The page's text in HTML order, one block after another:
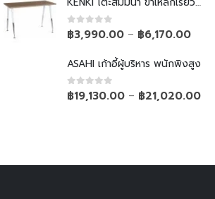
0out of 5
฿3,990.00 – ฿6,170.00
ASAHI เก้าอี้ผู้บริหาร พนักพิงสูง
0out of 5
฿19,130.00 – ฿21,020.00